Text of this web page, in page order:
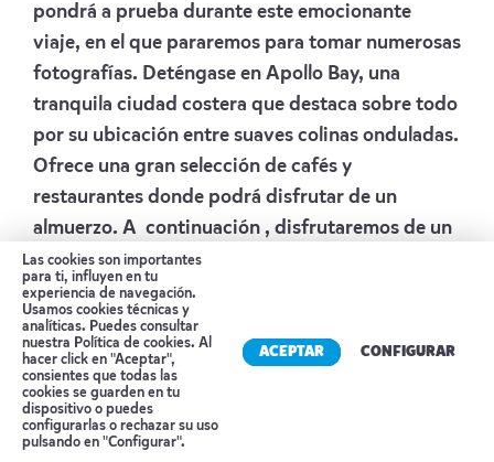
pondrá a prueba durante este emocionante
viaje, en el que pararemos para tomar numerosas
fotografías. Deténgase en Apollo Bay, una
tranquila ciudad costera que destaca sobre todo
por su ubicación entre suaves colinas onduladas.
Ofrece una gran selección de cafés y
restaurantes donde podrá disfrutar de un
almuerzo. A continuación , disfrutaremos de un
paseo por el bosque de la cordillera de Otway.
Un día verdaderamente único, rematado con una
visita a las antiguas formaciones rocosas de los
Doce Apóstoles y Loch Ard Gorge. Por último ,
su guía le trasladará de vuelta a la comodidad de
su hotel en Melbourne.
AlojamientoRYDGES MELBOURNE
Reserva tu cita
Las cookies son importantes
para ti, influyen en tu
experiencia de navegación.
Usamos cookies técnicas y
analíticas. Puedes consultar
nuestra Política de cookies. Al
hacer click en "Aceptar",
consientes que todas las
cookies se guarden en tu
dispositivo o puedes
configurarlas o rechazar su uso
pulsando en "Configurar".
ACEPTAR CONFIGURAR